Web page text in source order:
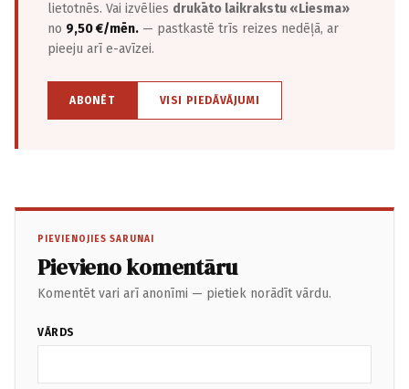
lietotnēs. Vai izvēlies drukāto laikrakstu «Liesma»
no 9,50 €/mēn. — pastkastē trīs reizes nedēļā, ar
pieeju arī e-avīzei.
ABONĒT VISI PIEDĀVĀJUMI
PIEVIENOJIES SARUNAI
Pievieno komentāru
Komentēt vari arī anonīmi — pietiek norādīt vārdu.
VĀRDS